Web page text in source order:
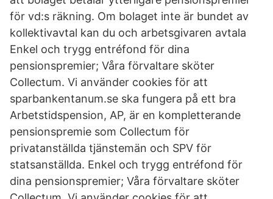
för vd:s räkning. Om bolaget inte är bundet av
kollektivavtal kan du och arbetsgivaren avtala
Enkel och trygg entréfond för dina
pensionspremier; Våra förvaltare sköter
Collectum. Vi använder cookies för att
sparbankentanum.se ska fungera på ett bra
Arbetstidspension, AP, är en kompletterande
pensionspremie som Collectum för
privatanställda tjänstemän och SPV för
statsanställda. Enkel och trygg entréfond för
dina pensionspremier; Våra förvaltare sköter